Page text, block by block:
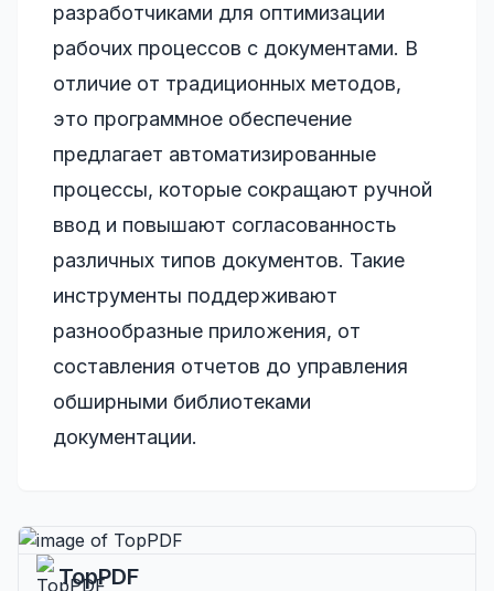
разработчиками для оптимизации
рабочих процессов с документами. В
отличие от традиционных методов,
это программное обеспечение
предлагает автоматизированные
процессы, которые сокращают ручной
ввод и повышают согласованность
различных типов документов. Такие
инструменты поддерживают
разнообразные приложения, от
составления отчетов до управления
обширными библиотеками
документации.
TopPDF